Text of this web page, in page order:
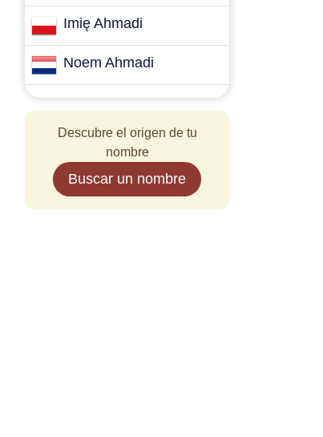
Imię Ahmadi
Noem Ahmadi
Descubre el origen de tu
nombre
Buscar un nombre